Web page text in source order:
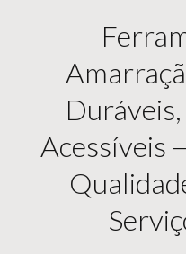
Acessíveis